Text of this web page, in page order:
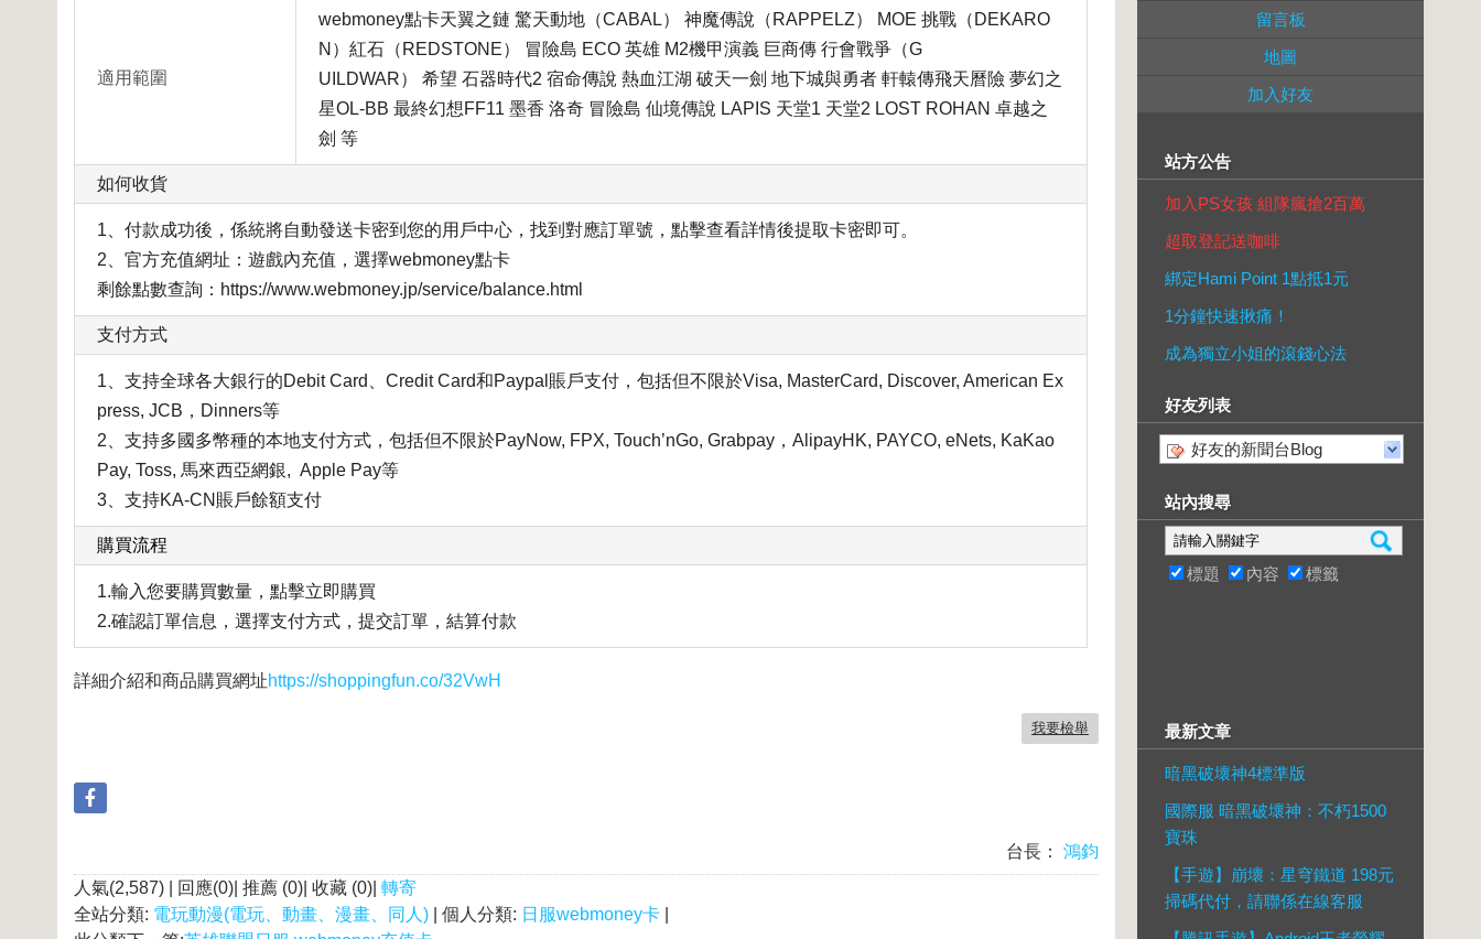
適用範圍
webmoney點卡天翼之鏈 驚天動地（CABAL） 神魔傳說（RAPPELZ） MOE 挑戰（DEKARO
N）紅石（REDSTONE） 冒險島 ECO 英雄 M2機甲演義 巨商傳 行會戰爭（G
UILDWAR） 希望 石器時代2 宿命傳說 熱血江湖 破天一劍 地下城與勇者 軒轅傳飛天曆險 夢幻之
星OL-BB 最終幻想FF11 墨香 洛奇 冒險島 仙境傳說 LAPIS 天堂1 天堂2 LOST ROHAN 卓越之
劍 等
如何收貨
1、付款成功後，係統將自動發送卡密到您的用戶中心，找到對應訂單號，點擊查看詳情後提取卡密即可。
2、官方充值網址：遊戲內充值，選擇webmoney點卡
剩餘點數查詢：https://www.webmoney.jp/service/balance.html
支付方式
1、支持全球各大銀行的Debit Card、Credit Card和Paypal賬戶支付，包括但不限於Visa, MasterCard, Discover, American Ex
press, JCB，Dinners等
2、支持多國多幣種的本地支付方式，包括但不限於PayNow, FPX, Touch’nGo, Grabpay，AlipayHK, PAYCO, eNets, KaKao
Pay, Toss, 馬來西亞網銀, Apple Pay等
3、支持KA-CN賬戶餘額支付
購買流程
1.輸入您要購買數量，點擊立即購買
2.確認訂單信息，選擇支付方式，提交訂單，結算付款
詳細介紹和商品購買網址https://shoppingfun.co/32VwH
我要檢舉
台長：
鴻鈞
人氣(2,587) | 回應(0)| 推薦 (0)| 收藏 (0)| 轉寄
全站分類: 電玩動漫(電玩、動畫、漫畫、同人) | 個人分類: 日服webmoney卡
留言板
地圖
加入好友
站方公告
加入PS女孩 組隊瘋搶2百萬
超取登記送咖啡
綁定Hami Point 1點抵1元
1分鐘快速揪痛！
成為獨立小姐的滾錢心法
好友列表
好友的新聞台Blog
站內搜尋
標題 內容 標籤
最新文章
暗黑破壞神4標準版
國際服 暗黑破壞神：不朽1500
寶珠
【手遊】崩壞：星穹鐵道 198元
掃碼代付，請聯係在線客服